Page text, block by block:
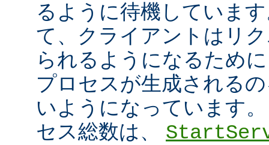
るように待機していま
て、クライアントはリ
られるようになるため
プロセスが生成される
いようになっています
セス総数は、